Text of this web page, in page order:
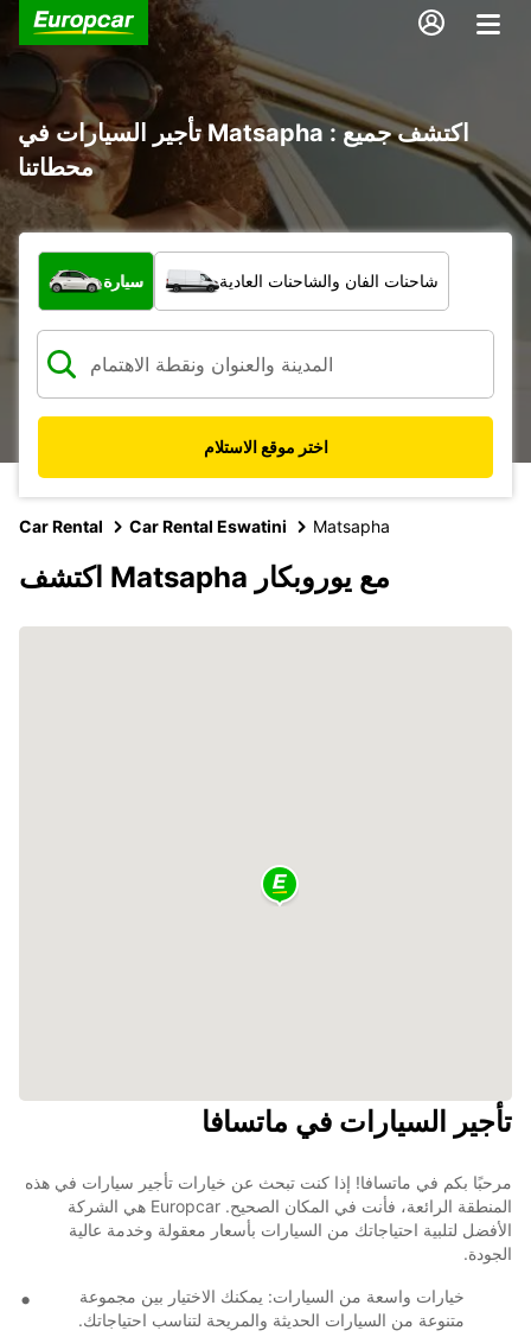
تأجير السيارات في Matsapha : اكتشف جميع
محطاتنا
ما نوع المركبة؟
سيارة شاحنات الفان والشاحنات العادية
اختر موقع الاستلام
Car Rental Car Rental Eswatini Matsapha
اكتشف Matsapha مع يوروبكار
تأجير السيارات في ماتسافا
مرحبًا بكم في ماتسافا! إذا كنت تبحث عن خيارات تأجير سيارات في هذه
المنطقة الرائعة، فأنت في المكان الصحيح. Europcar هي الشركة
الأفضل لتلبية احتياجاتك من السيارات بأسعار معقولة وخدمة عالية
الجودة.
خيارات واسعة من السيارات: يمكنك الاختيار بين مجموعة
متنوعة من السيارات الحديثة والمريحة لتناسب احتياجاتك.